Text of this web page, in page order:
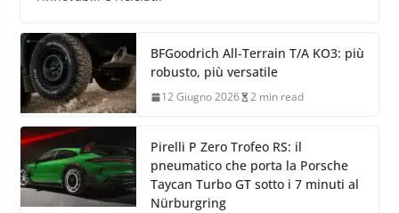
BFGoodrich All-Terrain T/A KO3: più
robusto, più versatile
12 Giugno 2026 2 min read
Pirelli P Zero Trofeo RS: il
pneumatico che porta la Porsche
Taycan Turbo GT sotto i 7 minuti al
Nürburgring